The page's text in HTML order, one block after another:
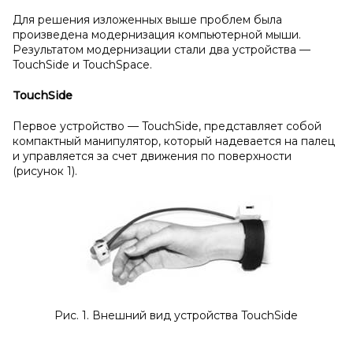
Для решения изложенных выше проблем была
произведена модернизация компьютерной мыши.
Результатом модернизации стали два устройства —
TouchSide и TouchSpace.
TouchSide
Первое устройство — TouchSide, представляет собой
компактный манипулятор, который надевается на палец
и управляется за счет движения по поверхности
(рисунок 1).
Рис. 1. Внешний вид устройства TouchSide